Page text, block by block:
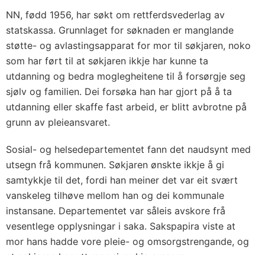
NN, fødd 1956, har søkt om rettferdsvederlag av
statskassa. Grunnlaget for søknaden er manglande
støtte- og avlastingsapparat for mor til søkjaren, noko
som har ført til at søkjaren ikkje har kunne ta
utdanning og bedra moglegheitene til å forsørgje seg
sjølv og familien. Dei forsøka han har gjort på å ta
utdanning eller skaffe fast arbeid, er blitt avbrotne på
grunn av pleieansvaret.
Sosial- og helsedepartementet fann det naudsynt med
utsegn frå kommunen. Søkjaren ønskte ikkje å gi
samtykkje til det, fordi han meiner det var eit svært
vanskeleg tilhøve mellom han og dei kommunale
instansane. Departementet var såleis avskore frå
vesentlege opplysningar i saka. Sakspapira viste at
mor hans hadde vore pleie- og omsorgstrengande, og